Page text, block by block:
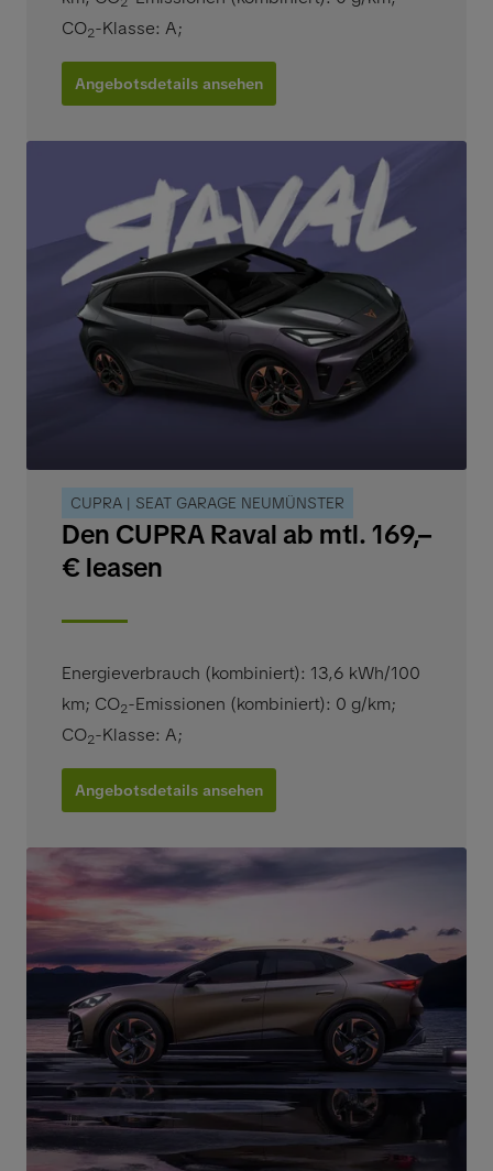
CO2-Klasse: A;
Angebotsdetails ansehen
CUPRA | SEAT GARAGE NEUMÜNSTER
Den CUPRA Raval ab mtl. 169,–
€ leasen
Energieverbrauch (kombiniert): 13,6 kWh/100
km; CO2-Emissionen (kombiniert): 0 g/km;
CO2-Klasse: A;
Angebotsdetails ansehen